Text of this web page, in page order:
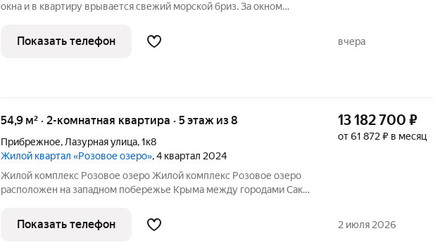
окна и в квартиру врывается свежий морской бриз. За окном
ясное небо, создавая завораживающую картину. Жизнь в
«Прибрежном доме» это
Показать телефон вчера
54,9 м² · 2-комнатная квартира · 5 этаж из 8
Прибрежное, Лазурная улица,1к8
Жилой квартал «Розовое озеро», 4 квартал 2024
Жилой комплекс Розовое озеро Жилой комплекс Розовое озеро
расположен на западном побережье Крыма между городами Саки
Чёрным морем и розовым озером Сасык-Сиваш в
непосредственной близости
13 182 700 ₽
от 61 872 ₽ в месяц
Показать телефон 2 июля 2026